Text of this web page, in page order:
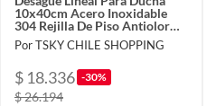
10x40cm Acero Inoxidable
304 Rejilla De Piso Antiolor
Sifón Invisible
Por TSKY CHILE SHOPPING
$ 18.336 -30%
$ 26.194